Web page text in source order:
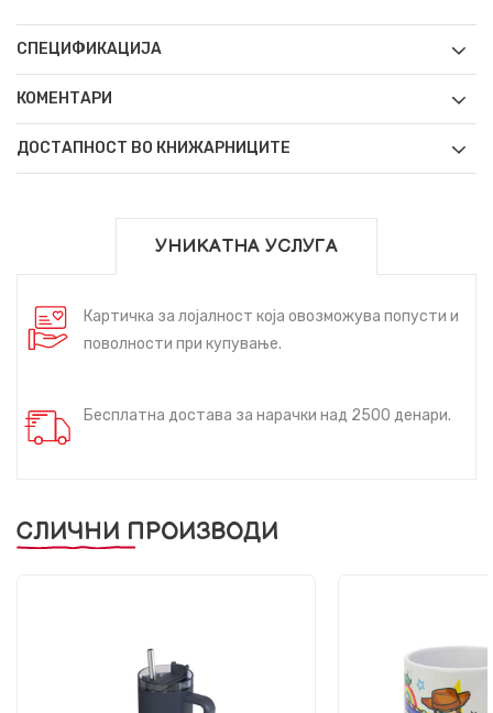
СПЕЦИФИКАЦИЈА
КОМЕНТАРИ
ДОСТАПНОСТ ВО КНИЖАРНИЦИТЕ
УНИКАТНА УСЛУГА
Картичка за лојалност која овозможува попусти и
поволности при купување.
Бесплатна достава за нарачки над 2500 денари.
СЛИЧНИ ПРОИЗВОДИ